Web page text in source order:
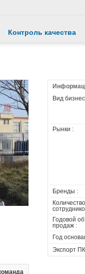
Контроль качества
Вид
Рынки :
Бренды :
Количество
Годовой
продаж :
Год
Экспорт